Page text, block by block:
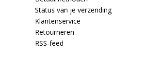
Status van je verzending
Klantenservice
Retourneren
RSS-feed